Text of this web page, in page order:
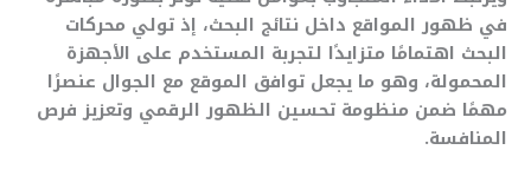
في ظهور المواقع داخل نتائج البحث، إذ تولي محركات
البحث اهتمامًا متزايدًا لتجربة المستخدم على الأجهزة
المحمولة، وهو ما يجعل توافق الموقع مع الجوال عنصرًا
مهمًا ضمن منظومة تحسين الظهور الرقمي وتعزيز فرص
المنافسة.